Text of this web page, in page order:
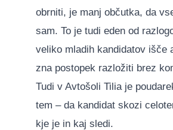
obrniti, je manj občutka, da
sam. To je tudi eden od
veliko mladih kandidatov išče
zna postopek razložiti brez
Tudi v Avtošoli Tilia je
tem – da kandidat skozi
kje je in kaj sledi.